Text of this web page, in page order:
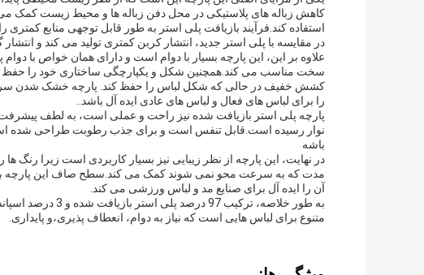
کاهش زباله های پلاستیکی در محل دفن زباله ها و محیط زیست کمک می
استفاده کند.فرآیند بازیافت پلی استر به طور قابل توجهی منابع
در مقایسه با پلی استر جدید، انتشار کربن کمتری تولید می کند و
علاوه بر این، این پارچه بسیار با دوام است و دارای همان خواص با
کشش خفیف در حالی که شکل لباس را حفظ کند. پارچه خشک شدن
را برای لباس های فعال و لباس های عادی ایده آل باشد..
پارچه پلی استر بازیافت شده نیز راحت و عملی است، به لطف
نوار رسیده است.قابل تنفس است و برای جذب رطوبت طراحی شده
باشه
در نهایت، این پارچه از نظر زیبایی نیز بسیار کاربردی است زیرا
مدت که به سرعت محو نمی شوند کمک می کند.سطح صاف این پارچه
آن را ایده آل برای صنایع مد و لباس ورزشی می کند.
به طور خلاصه،
متنوع برای لباس هایی است که نیاز به دوام، انعطاف پذیری،و پایداری.